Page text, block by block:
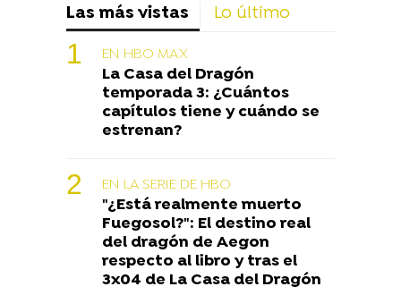
Las más vistas Lo último
EN HBO MAX
La Casa del Dragón
temporada 3: ¿Cuántos
capítulos tiene y cuándo se
estrenan?
EN LA SERIE DE HBO
"¿Está realmente muerto
Fuegosol?": El destino real
del dragón de Aegon
respecto al libro y tras el
3x04 de La Casa del Dragón